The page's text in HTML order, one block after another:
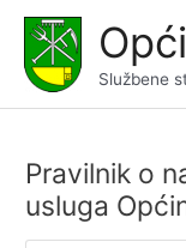
content
Službene
Pravilnik o
usluga